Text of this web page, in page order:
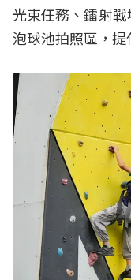
光束任務、鐳射
泡球池拍照區，提